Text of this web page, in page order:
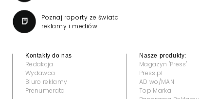
Poznaj raporty ze świata
reklamy i mediów
Kontakty do nas
Redakcja
Wydawca
Biuro reklamy
Prenumerata
Nasze produkty:
Magazyn "Press"
Press.pl
AD wo/MAN
Top Marka